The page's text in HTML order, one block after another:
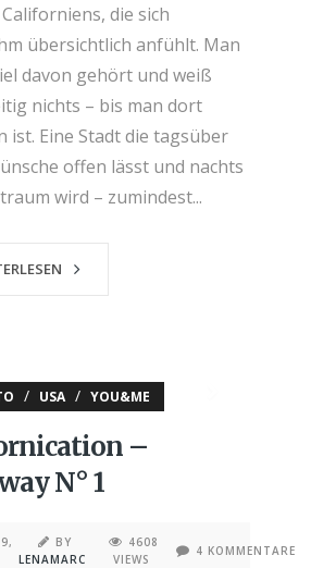
die sich
übersichtlich anfühlt. Man
davon gehört und weiß
nichts – bis man dort
ist. Eine Stadt die tagsüber
offen lässt und nachts
wird – zumindest...
/ USA / YOU&ME
–
N° 1
BY
LENAMARC
4608
VIEWS
4 KOMMENTARE